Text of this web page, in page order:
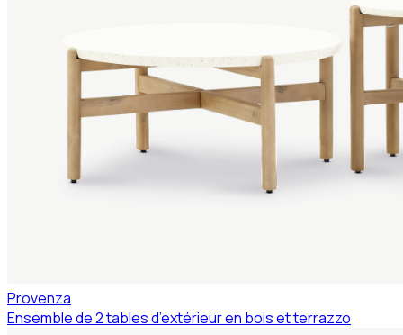
Provenza
Ensemble de 2 tables d’extérieur en bois et terrazzo